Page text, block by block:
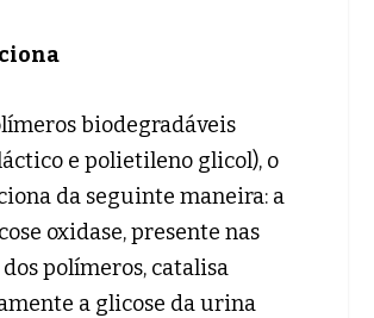
biodegradáveis
e polietileno glicol), o
da seguinte maneira: a
oxidase, presente nas
polímeros, catalisa
a glicose da urina